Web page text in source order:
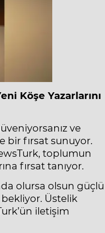
Köşe Yazarlarını
ve
bir fırsat sunuyor.
toplumun
fırsat tanıyor.
olursa olsun güçlü
Üstelik
iletişim